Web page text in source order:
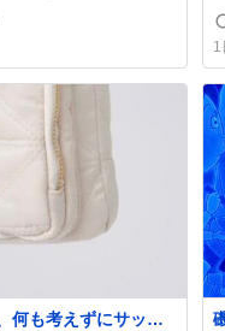
t.co/LemyLGyVkR
1
何も考えずにサッと